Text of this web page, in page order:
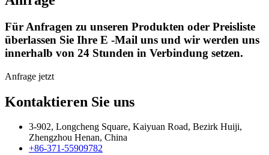
Für Anfragen zu unseren Produkten oder Preisliste
überlassen Sie Ihre E -Mail uns und wir werden uns
innerhalb von 24 Stunden in Verbindung setzen.
Anfrage jetzt
Kontaktieren Sie uns
3-902, Longcheng Square, Kaiyuan Road, Bezirk Huiji,
Zhengzhou Henan, China
+86-371-55909782